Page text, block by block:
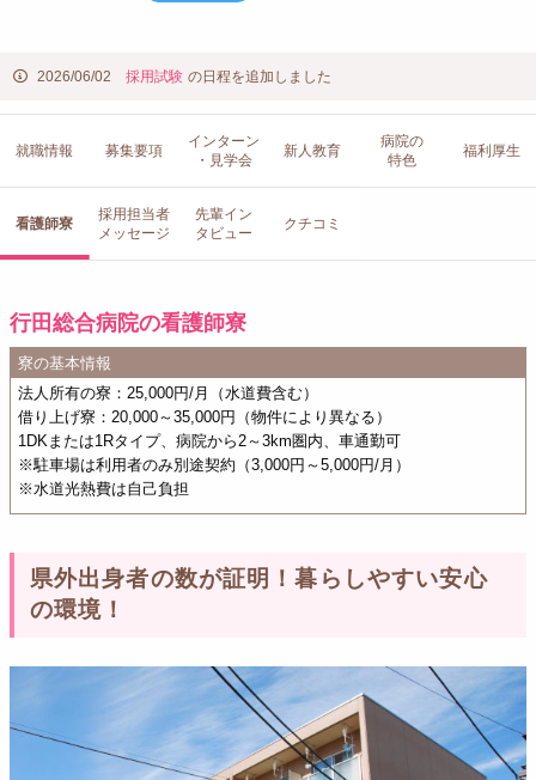
2026/06/02 採用試験 の日程を追加しました
就職情報 募集要項
インターン
・見学会
新人教育
病院の
特色
福利厚生
看護師寮
採用担当者
メッセージ
先輩イン
タビュー
クチコミ
行田総合病院の看護師寮
寮の基本情報
法人所有の寮：25,000円/月（水道費含む）
借り上げ寮：20,000～35,000円（物件により異なる）
1DKまたは1Rタイプ、病院から2～3km圏内、車通勤可
※駐車場は利用者のみ別途契約（3,000円～5,000円/月）
※水道光熱費は自己負担
県外出身者の数が証明！暮らしやすい安心
の環境！